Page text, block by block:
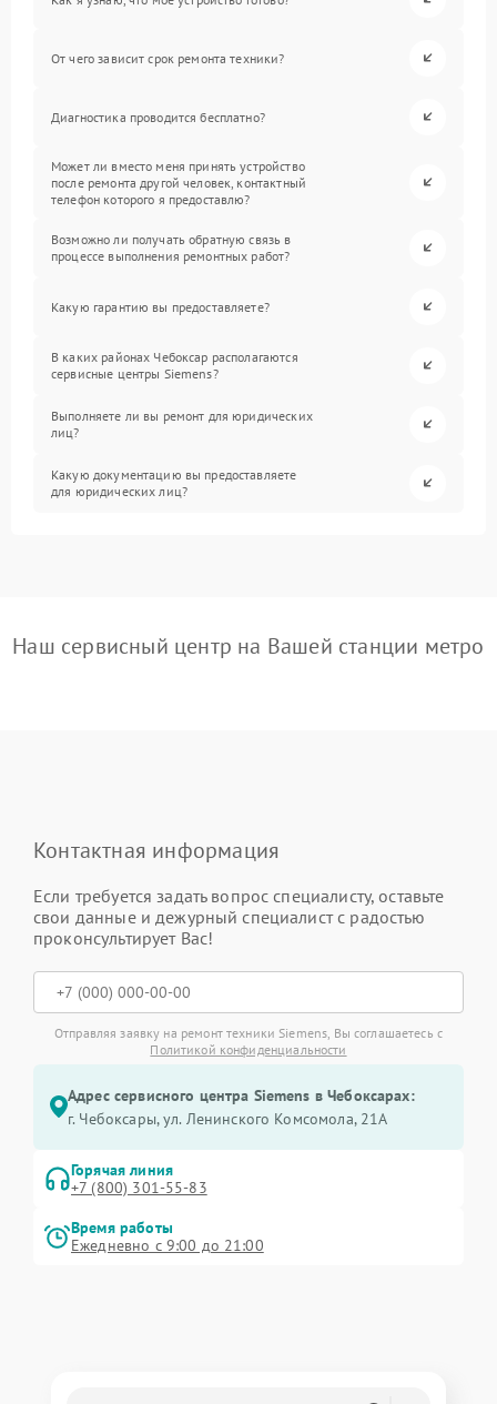
От чего зависит срок ремонта техники?
Диагностика проводится бесплатно?
Может ли вместо меня принять устройство
после ремонта другой человек, контактный
телефон которого я предоставлю?
Возможно ли получать обратную связь в
процессе выполнения ремонтных работ?
Какую гарантию вы предоставляете?
В каких районах Чебоксар располагаются
сервисные центры Siemens?
Выполняете ли вы ремонт для юридических
лиц?
Какую документацию вы предоставляете
для юридических лиц?
Наш сервисный центр на Вашей станции метро
Контактная информация
Если требуется задать вопрос специалисту, оставьте
свои данные и дежурный специалист с радостью
проконсультирует Вас!
Отправляя заявку на ремонт техники Siemens, Вы соглашаетесь с
Политикой конфиденциальности
Адрес сервисного центра Siemens в Чебоксарах:
г. Чебоксары, ул. Ленинского Комсомола, 21А
Горячая линия
+7 (800) 301-55-83
Время работы
Ежедневно с 9:00 до 21:00